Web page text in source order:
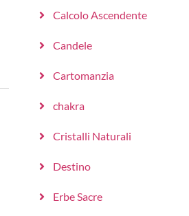
Calcolo Ascendente
Candele
Cartomanzia
chakra
Cristalli Naturali
Destino
Erbe Sacre